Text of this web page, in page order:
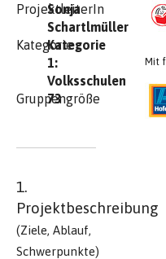
ProjektleiterIn
Sonja
Schartlmüller
KategorieKategorie
1:
Volksschulen
Gruppengröße
73
1.
Projektbeschreibung
(Ziele, Ablauf,
Schwerpunkte)
Mit